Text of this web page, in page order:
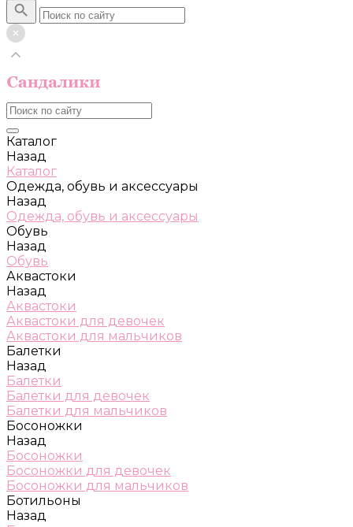
Каталог
Назад
Каталог
Одежда, обувь и аксессуары
Назад
Одежда, обувь и аксессуары
Обувь
Назад
Обувь
Аквастоки
Назад
Аквастоки
Аквастоки для девочек
Аквастоки для мальчиков
Балетки
Назад
Балетки
Балетки для девочек
Балетки для мальчиков
Босоножки
Назад
Босоножки
Босоножки для девочек
Босоножки для мальчиков
Ботильоны
Назад